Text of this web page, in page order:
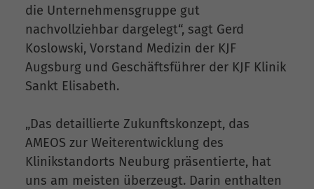
die Unternehmensgruppe gut
nachvollziehbar dargelegt“, sagt Gerd
Koslowski, Vorstand Medizin der KJF
Augsburg und Geschäftsführer der KJF Klinik
Sankt Elisabeth.
„Das detaillierte Zukunftskonzept, das
AMEOS zur Weiterentwicklung des
Klinikstandorts Neuburg präsentierte, hat
uns am meisten überzeugt. Darin enthalten